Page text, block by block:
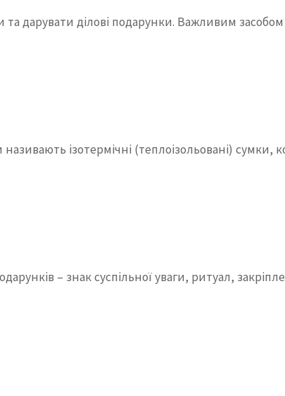
дарувати ділові подарунки. Важливим
ізотермічні (теплоізольовані) сумки,
– знак суспільної уваги, ритуал,